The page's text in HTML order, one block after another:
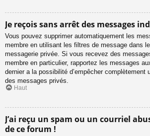
Je reçois sans arrêt des messages
Vous pouvez supprimer automatiquement les
membre en utilisant les filtres de message dans
messagerie privée. Si vous recevez des
membre en particulier, rapportez les messages
dernier a la possibilité d’empêcher complètement
des messages privés.
Haut
J’ai reçu un spam ou un courriel
de ce forum !